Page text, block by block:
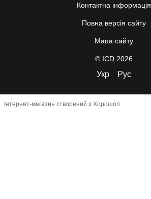
Контактна інформація
Повна версія сайту
Мапа сайту
© ICD 2026
Укр Рус
Інтернет-магазин створений з Хорошоп